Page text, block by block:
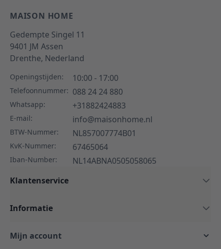
MAISON HOME
Gedempte Singel 11
9401 JM Assen
Drenthe, Nederland
Openingstijden: 10:00 - 17:00
Telefoonnummer: 088 24 24 880
Whatsapp: +31882424883
E-mail: info@maisonhome.nl
BTW-Nummer: NL857007774B01
KvK-Nummer: 67465064
Iban-Number:
NL14ABNA0505058065
Klantenservice
Informatie
Mijn account